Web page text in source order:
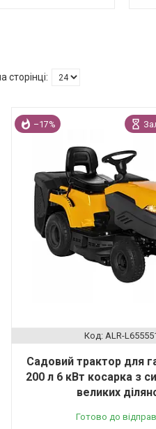
–17%
ALR-
Садовий трактор для
200 л 6 кВт косарка з
великих
Готово до